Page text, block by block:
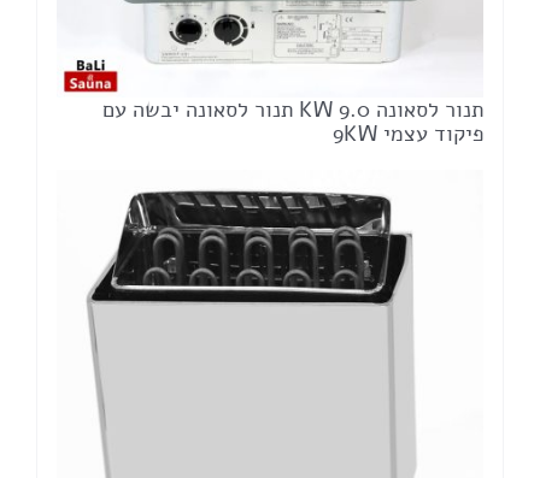
תנור לסאונה 9.0 KW תנור לסאונה יבשה עם
פיקוד עצמי 9KW